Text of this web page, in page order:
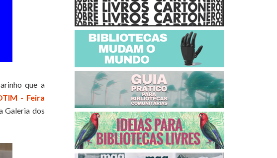
que a
- Feira
Galeria dos